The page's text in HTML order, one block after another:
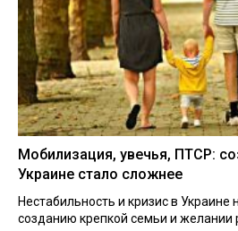
Мобилизация, увечья, ПТСР:
Украине стало сложнее
Нестабильность и кризис в Украине
созданию крепкой семьи и желании